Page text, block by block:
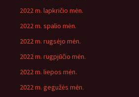
2022 m. lapkričio mėn.
2022 m. spalio mėn.
2022 m. rugsėjo mėn.
2022 m. rugpjūčio mėn.
2022 m. liepos mėn.
2022 m. gegužės mėn.